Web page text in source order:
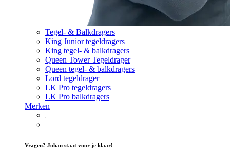
Tegel- & Balkdragers
King Junior tegeldragers
King tegel- & balkdragers
Queen Tower Tegeldrager
Queen tegel- & balkdragers
Lord tegeldrager
LK Pro tegeldragers
LK Pro balkdragers
Merken
Vragen? Johan staat voor je klaar!